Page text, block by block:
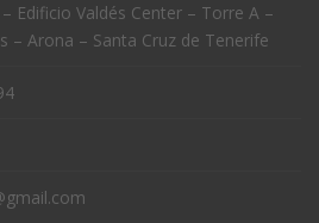
Edificio Valdés Center – Torre A –
– Arona – Santa Cruz de Tenerife